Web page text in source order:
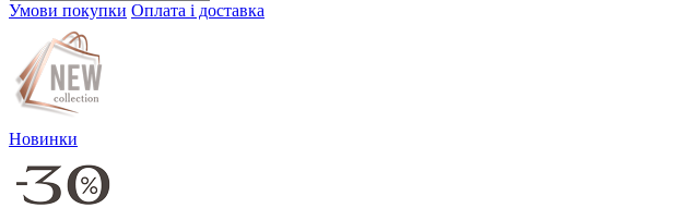
Умови покупки Оплата і доставка
Новинки